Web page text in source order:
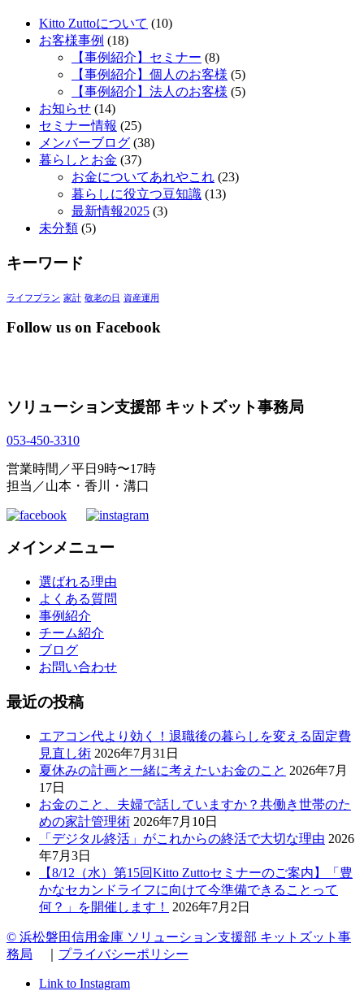
Kitto Zuttoについて (10)
お客様事例 (18)
【事例紹介】セミナー (8)
【事例紹介】個人のお客様 (5)
【事例紹介】法人のお客様 (5)
お知らせ (14)
セミナー情報 (25)
メンバーブログ (38)
暮らしとお金 (37)
お金についてあれやこれ (23)
暮らしに役立つ豆知識 (13)
最新情報2025 (3)
未分類 (5)
キーワード
ライフプラン 家計 敬老の日 資産運用
Follow us on Facebook
ソリューション支援部 キットズット事務局
053-450-3310
営業時間／平日9時〜17時
担当／山本・香川・溝口
メインメニュー
選ばれる理由
よくある質問
事例紹介
チーム紹介
ブログ
お問い合わせ
最近の投稿
エアコン代より効く！退職後の暮らしを変える固定費
見直し術 2026年7月31日
夏休みの計画と一緒に考えたいお金のこと 2026年7月
17日
お金のこと、夫婦で話していますか？共働き世帯のた
めの家計管理術 2026年7月10日
「デジタル終活」がこれからの終活で大切な理由 2026
年7月3日
【8/12（水）第15回Kitto Zuttoセミナーのご案内】「豊
かなセカンドライフに向けて今準備できることって
何？」を開催します！
2026年7月2日
© 浜松磐田信用金庫 ソリューション支援部 キットズット事
務局
プライバシーポリシー
Link to Instagram